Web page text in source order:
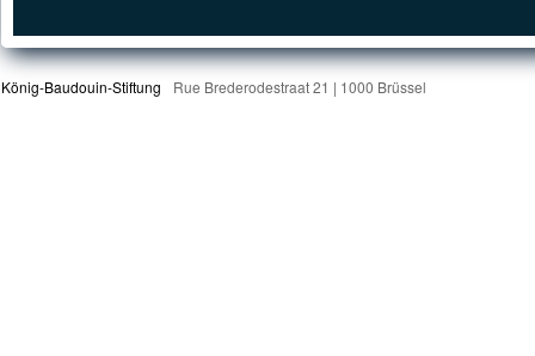
König-Baudouin-Stiftung Rue Brederodestraat 21 | 1000 Brüssel